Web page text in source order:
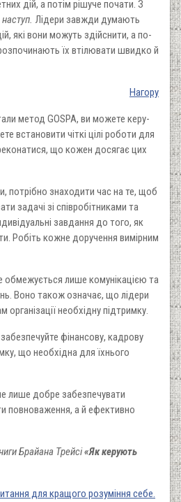
дій, а потім рішуче почати. З
наступ. Лідери завжди думають
які вони можуть здійснити, а по­
їх втілювати швидко й
Нагору
метод GOSPA, ви можете керу­
встановити чіткі цілі роботи для
що кожен досягає цих
потрібно знаходити час на те, щоб
задачі зі співробітниками та
завдання до того, як
Робіть кожне доручення вимір­ним
обмежується лише комунікацією та
Воно також означає, що лідери
необхідну під­тримку.
фінансову, кадрову
що необхідна для їх­нього
лише добре забезпечувати
повноваження, а й ефективно
Брайана Трейсі«Як керують
для кращого розуміння себе.